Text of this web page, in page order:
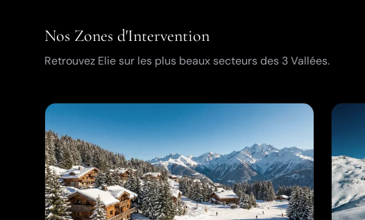
Nos Zones d'Intervention
Retrouvez Elie sur les plus beaux secteurs des 3 Vallées.